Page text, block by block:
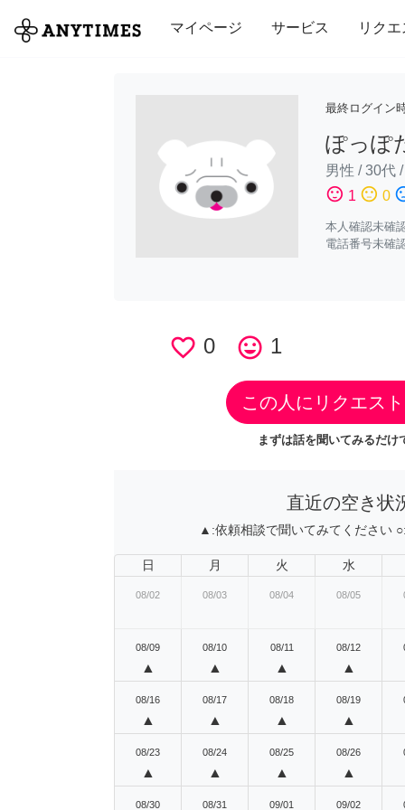
マイページ サービス リクエ
全て 修理・組立 家事 引っ越し
最終ログイン
ぽっぽ
男性 /30代 /
sentiment_satisfied 1 sentiment_neutral 0
本人確認未確
電話番号未確
favorite_border 0 tag_faces 1
この人にリクエス
まずは話を聞いてみるだけ
直近の空き状
▲:依頼相談で聞いてみてください ○:
日 月 火 水
08/02 08/03 08/04 08/05
08/09
▲
08/10
▲
08/11
▲
08/12
▲
08/16
▲
08/17
▲
08/18
▲
08/19
▲
08/23
▲
08/24
▲
08/25
▲
08/26
▲
08/30 08/31 09/01 09/02